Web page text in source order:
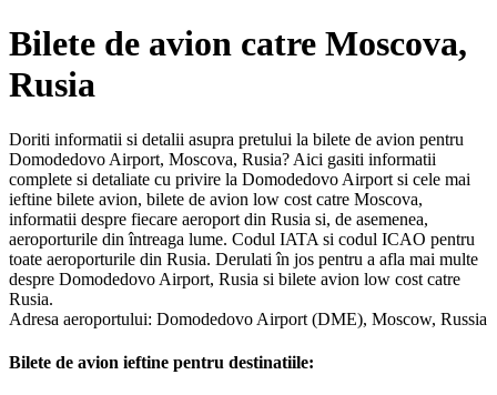
Bilete de avion catre Moscova,
Rusia
Doriti informatii si detalii asupra pretului la bilete de avion pentru
Domodedovo Airport, Moscova, Rusia? Aici gasiti informatii
complete si detaliate cu privire la Domodedovo Airport si cele mai
ieftine bilete avion, bilete de avion low cost catre Moscova,
informatii despre fiecare aeroport din Rusia si, de asemenea,
aeroporturile din întreaga lume. Codul IATA si codul ICAO pentru
toate aeroporturile din Rusia. Derulati în jos pentru a afla mai multe
despre Domodedovo Airport, Rusia si bilete avion low cost catre
Rusia.
Adresa aeroportului: Domodedovo Airport (DME), Moscow, Russia
Bilete de avion ieftine pentru destinatiile: